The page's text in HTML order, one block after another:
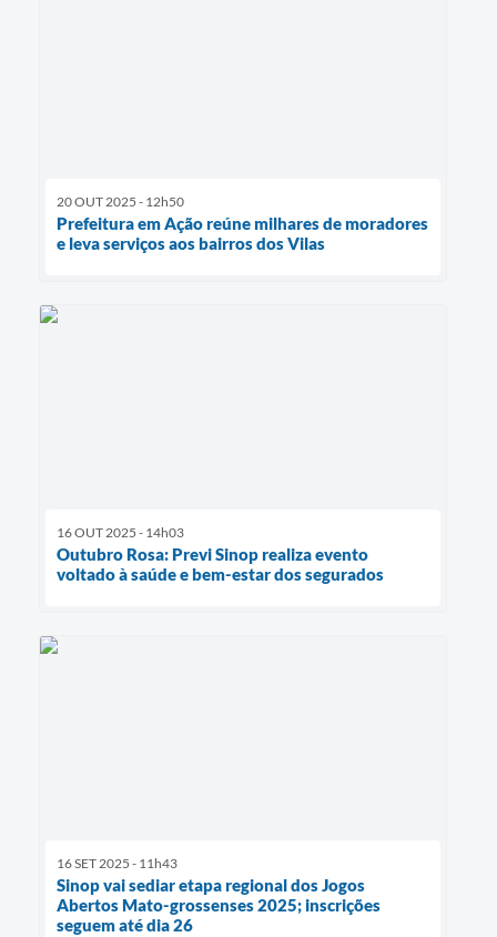
20 OUT 2025 - 12h50
Prefeitura em Ação reúne milhares de moradores
e leva serviços aos bairros dos Vilas
16 OUT 2025 - 14h03
Outubro Rosa: Previ Sinop realiza evento
voltado à saúde e bem-estar dos segurados
16 SET 2025 - 11h43
Sinop vai sediar etapa regional dos Jogos
Abertos Mato-grossenses 2025; inscrições
seguem até dia 26